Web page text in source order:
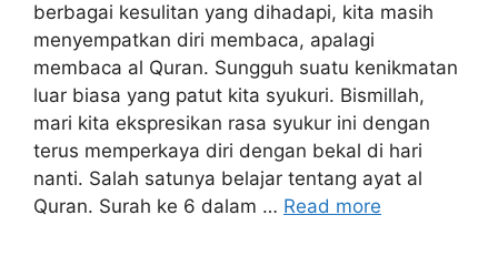
berbagai kesulitan yang dihadapi, kita masih
menyempatkan diri membaca, apalagi
membaca al Quran. Sungguh suatu kenikmatan
luar biasa yang patut kita syukuri. Bismillah,
mari kita ekspresikan rasa syukur ini dengan
terus memperkaya diri dengan bekal di hari
nanti. Salah satunya belajar tentang ayat al
Quran. Surah ke 6 dalam … Read more